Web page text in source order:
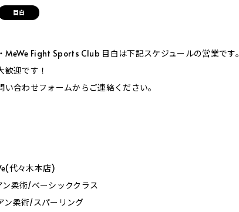
目白
MeWe Fight Sports Club 目白は下記スケジュールの営業です。
迎です！
合わせフォームからご連絡ください。
代々木本店)
柔術/ベーシッククラス
柔術/スパーリング